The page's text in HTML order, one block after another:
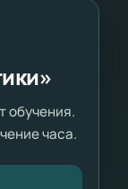
обучения.
часа.